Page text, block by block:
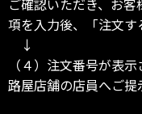
ご確認いただき、お
項を入力後、「注文す
↓
（４）注文番号が表
路屋店舗の店員へご提